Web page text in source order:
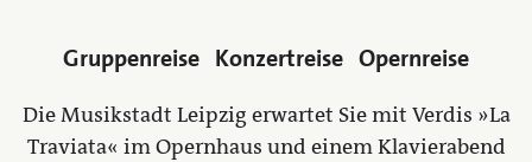
Gruppenreise Konzertreise Opernreise
Die Musikstadt Leipzig erwartet Sie mit Verdis »La
Traviata« im Opernhaus und einem Klavierabend